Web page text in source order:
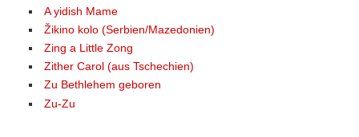
A yidish Mame
Žikino kolo (Serbien/Mazedonien)
Zing a Little Zong
Zither Carol (aus Tschechien)
Zu Bethlehem geboren
Zu-Zu